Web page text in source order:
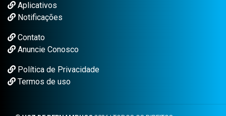
Aplicativos
Notificações
Contato
Anuncie Conosco
Política de Privacidade
Termos de uso